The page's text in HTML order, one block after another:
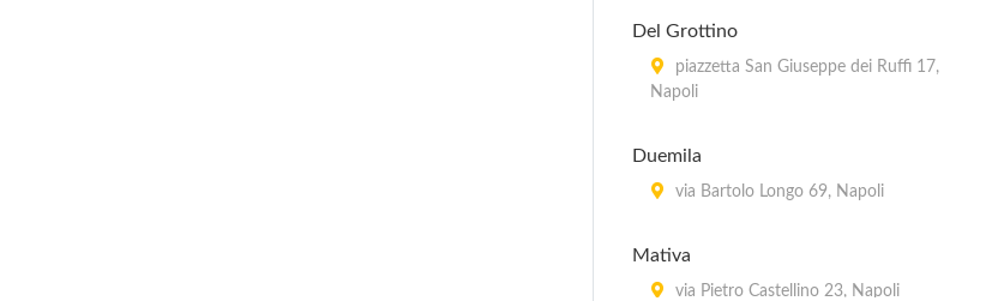
Del Grottino
piazzetta San Giuseppe dei Ruffi 17,
Napoli
Duemila
via Bartolo Longo 69, Napoli
Mativa
via Pietro Castellino 23, Napoli